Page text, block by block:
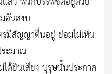
อันสงบ
มีสัญญาตื่นอยู่ ย่อมไม่เห็น
ะมาณ
ด้ยินเสียง บุรุษนั้นประกาศ